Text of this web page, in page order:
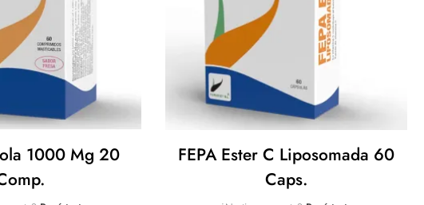
1000 Mg 20
FEPA Ester C Liposomada 60
Caps.